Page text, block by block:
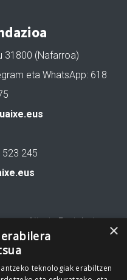
31800 (Nafarroa)
eta WhatsApp: 618
523 245
Aitortu Partekatu
garatua
×
teknologiak erabiltzen